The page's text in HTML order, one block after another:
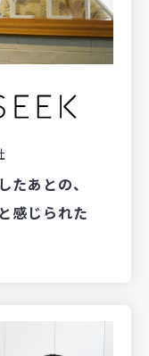
あとの、
感じられた